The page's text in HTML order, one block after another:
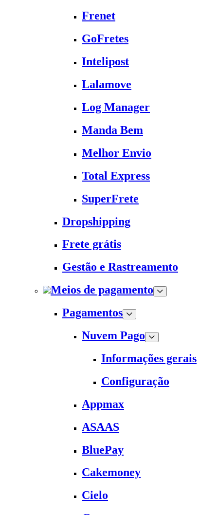
Frenet
GoFretes
Intelipost
Lalamove
Log Manager
Manda Bem
Melhor Envio
Total Express
SuperFrete
Dropshipping
Frete grátis
Gestão e Rastreamento
Meios de pagamento
Pagamentos
Nuvem Pago
Informações gerais
Configuração
Appmax
ASAAS
BluePay
Cakemoney
Cielo